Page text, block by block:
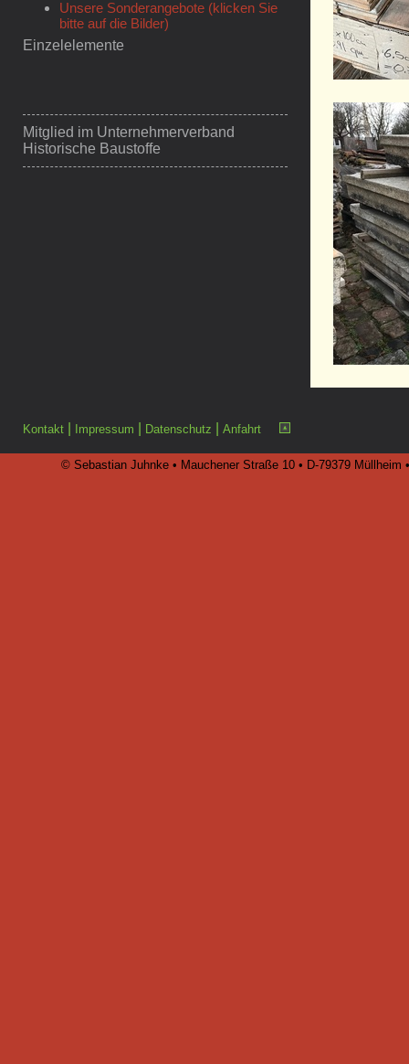
Unsere Sonderangebote (klicken Sie
bitte auf die Bilder)
Einzelelemente
Mitglied im Unternehmerverband
Historische Baustoffe
Kontakt Impressum Datenschutz Anfahrt
© Sebastian Juhnke • Mauchener Straße 10 • D-79379